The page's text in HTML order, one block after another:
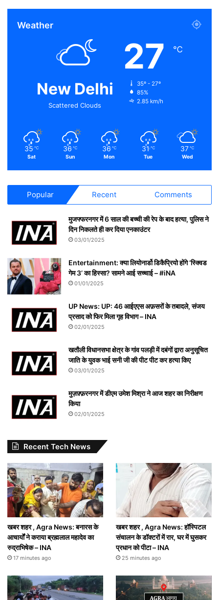
Weather
New Delhi
Scattered Clouds
27 ℃
35º - 27º
85%
2.85 km/h
35 ℃
Sat
36 ℃
Sun
36 ℃
Mon
31 ℃
Tue
37 ℃
Wed
Popular Recent Comments
मुजफ्फरनगर में 6 साल की बच्ची की रेप के बाद हत्या, पुलिस ने
दिन निकलते ही कर दिया एनकाउंटर
03/01/2025
Entertainment: क्या लियोनार्डो डिकैप्रियो होंगे ‘स्क्विड
गेम 3’ का हिस्सा? सामने आई सच्चाई – #iNA
01/01/2025
UP News: UP: 46 आईएएस अफ़सरों के तबादले, संजय
प्रसाद को फिर मिला गृह विभाग – INA
02/01/2025
खतौली विधानसभा क्षेत्र के गांव पलड़ी में दबंगों द्वारा अनुसूचित
जाति के युवक भाई सनी जी की पीट पीट कर हत्या किए
03/01/2025
मुज़फ़्फ़रनगर में डीएम उमेश मिश्रा ने आज शहर का निरीक्षण
किया
02/01/2025
Recent Tech News
खबर शहर , Agra News: बनारस के
आचार्यों ने कराया ब्रह्मलाल महादेव का
रुद्राभिषेक – INA
17 minutes ago
खबर शहर , Agra News: हॉस्पिटल
संचालन के डॉक्टरों में रार, घर में घुसकर
प्रधान को पीटा – INA
25 minutes ago